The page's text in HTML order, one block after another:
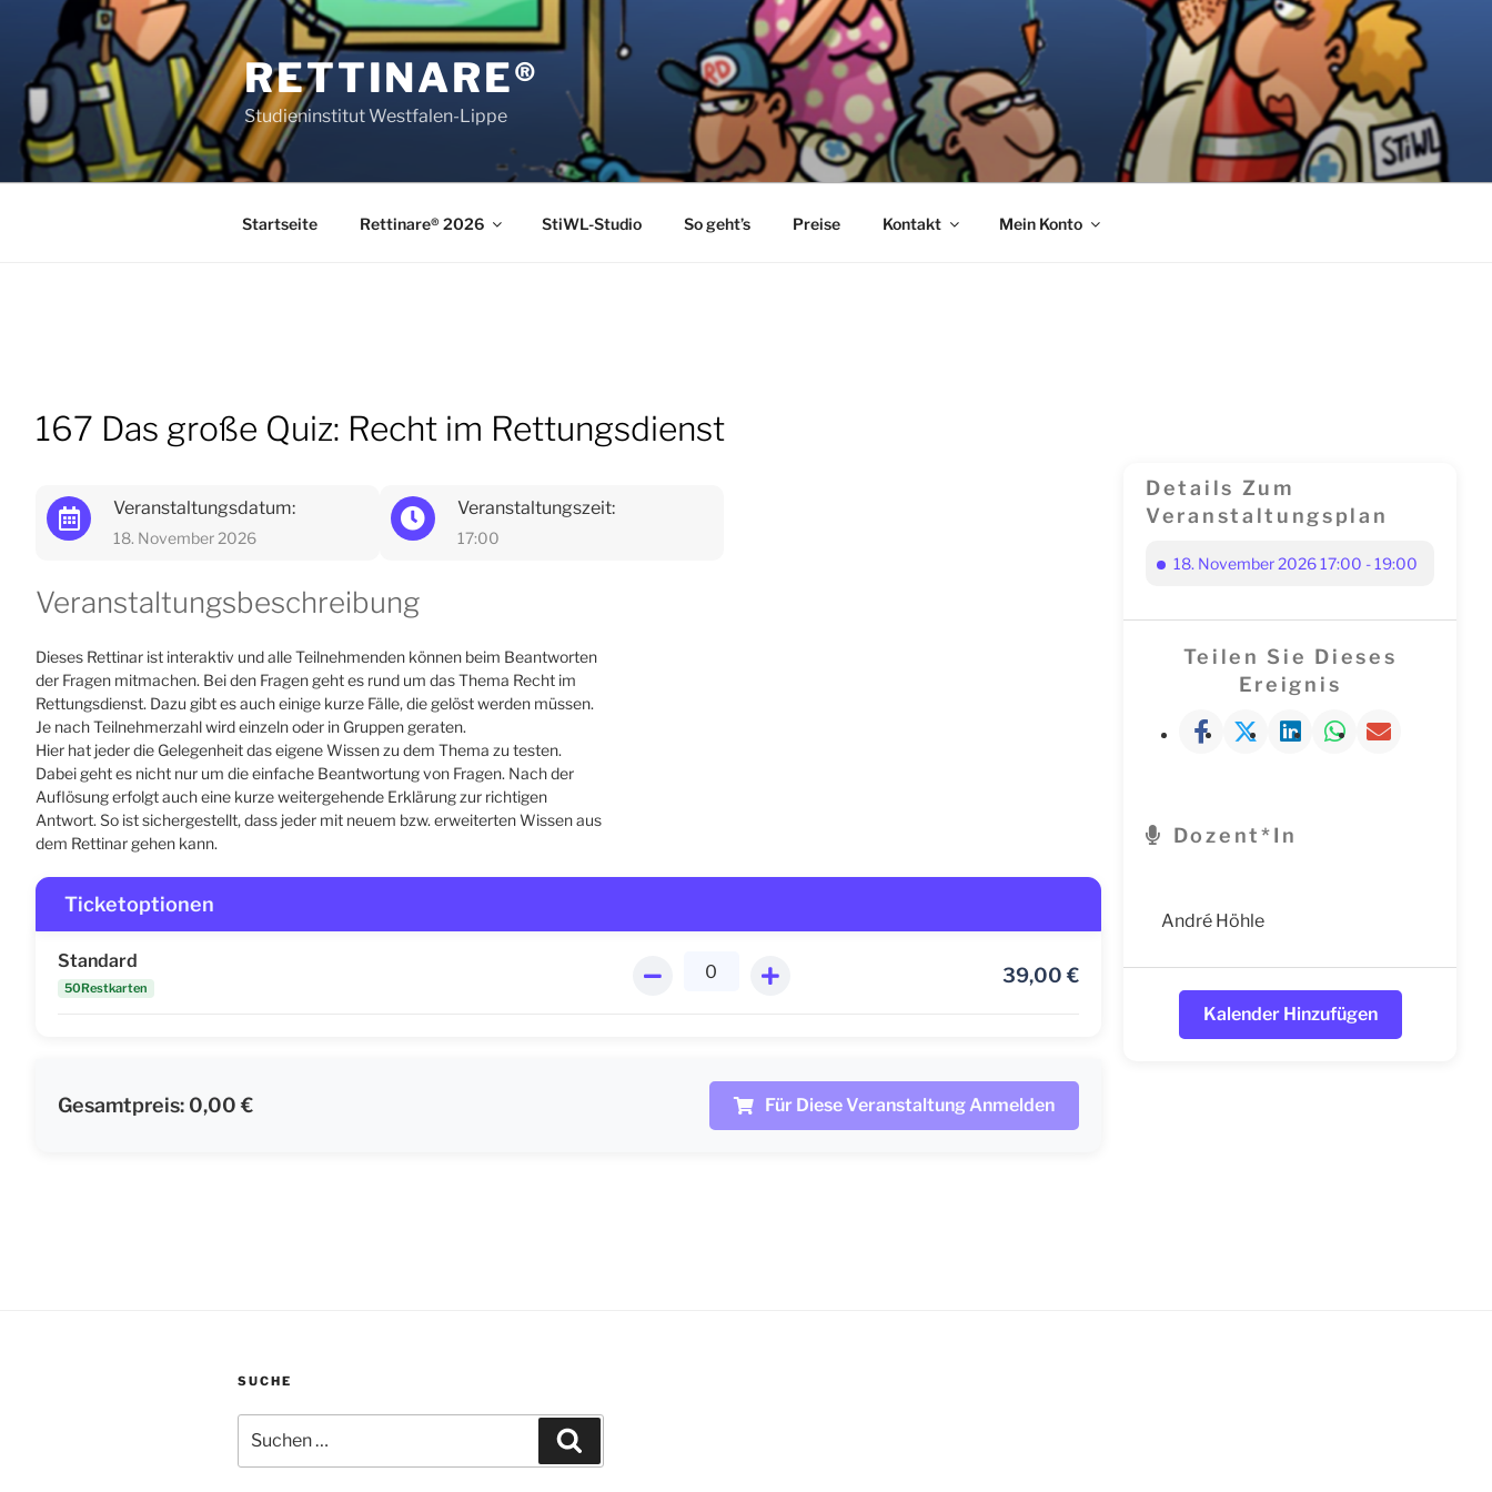
springen
RETTINARE®
Studieninstitut Westfalen-Lippe
Startseite Rettinare® 2026 StiWL-Studio So geht’s Preise Kontakt Mein Konto
167 Das große Quiz: Recht im Rettungsdienst
Veranstaltungsdatum:
18. November 2026
Veranstaltungszeit:
17:00
Veranstaltungsbeschreibung
Dieses Rettinar ist interaktiv und alle Teilnehmenden können beim Beantworten
der Fragen mitmachen. Bei den Fragen geht es rund um das Thema Recht im
Rettungsdienst. Dazu gibt es auch einige kurze Fälle, die gelöst werden müssen.
Je nach Teilnehmerzahl wird einzeln oder in Gruppen geraten.
Hier hat jeder die Gelegenheit das eigene Wissen zu dem Thema zu testen.
Dabei geht es nicht nur um die einfache Beantwortung von Fragen. Nach der
Auflösung erfolgt auch eine kurze weitergehende Erklärung zur richtigen
Antwort. So ist sichergestellt, dass jeder mit neuem bzw. erweiterten Wissen aus
dem Rettinar gehen kann.
Ticketoptionen
Standard
50Restkarten
39,00 €
Gesamtpreis: 0,00 € Für Diese Veranstaltung Anmelden
Details Zum
Veranstaltungsplan
18. November 2026 17:00 - 19:00
Teilen Sie Dieses
Ereignis
Dozent*in
André Höhle
Kalender Hinzufügen
SUCHE
nach: